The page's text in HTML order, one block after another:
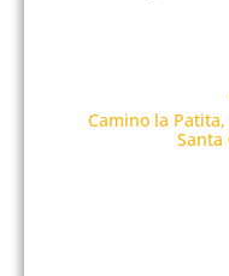
Camino la
Santa